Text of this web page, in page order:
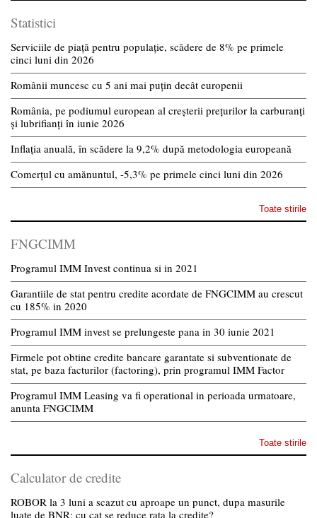
Statistici
Serviciile de piață pentru populație, scădere de 8% pe primele
cinci luni din 2026
Românii muncesc cu 5 ani mai puțin decât europenii
România, pe podiumul european al creșterii prețurilor la carburanți
și lubrifianți în iunie 2026
Inflația anuală, în scădere la 9,2% după metodologia europeană
Comerțul cu amănuntul, -5,3% pe primele cinci luni din 2026
Toate stirile
FNGCIMM
Programul IMM Invest continua si in 2021
Garantiile de stat pentru credite acordate de FNGCIMM au crescut
cu 185% in 2020
Programul IMM invest se prelungeste pana in 30 iunie 2021
Firmele pot obtine credite bancare garantate si subventionate de
stat, pe baza facturilor (factoring), prin programul IMM Factor
Programul IMM Leasing va fi operational in perioada urmatoare,
anunta FNGCIMM
Toate stirile
Calculator de credite
ROBOR la 3 luni a scazut cu aproape un punct, dupa masurile
luate de BNR; cu cat se reduce rata la credite?